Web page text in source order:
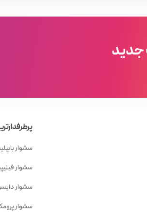
جدید
سشوار
سشوار
سشوار
سشوار